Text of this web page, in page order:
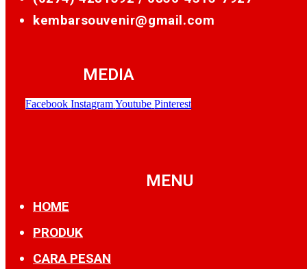
kembarsouvenir@gmail.com
MEDIA
Facebook Instagram Youtube Pinterest
MENU
HOME
PRODUK
CARA PESAN